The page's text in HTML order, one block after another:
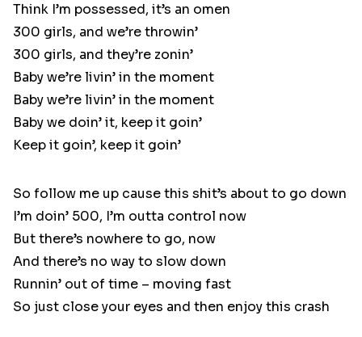
Think I’m possessed, it’s an omen
300 girls, and we’re throwin’
300 girls, and they’re zonin’
Baby we’re livin’ in the moment
Baby we’re livin’ in the moment
Baby we doin’ it, keep it goin’
Keep it goin’, keep it goin’
So follow me up cause this shit’s about to go down
I’m doin’ 500, I’m outta control now
But there’s nowhere to go, now
And there’s no way to slow down
Runnin’ out of time – moving fast
So just close your eyes and then enjoy this crash